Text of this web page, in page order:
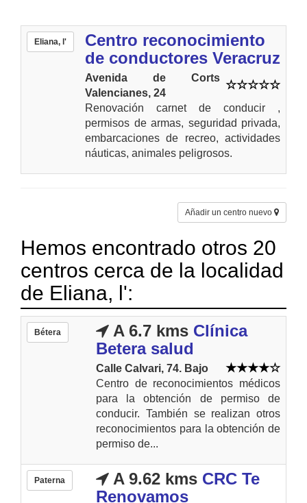
Eliana, l'
Centro reconocimiento
de conductores Veracruz
Avenida de Corts
Valencianes, 24
Renovación carnet de conducir ,
permisos de armas, seguridad privada,
embarcaciones de recreo, actividades
náuticas, animales peligrosos.
Añadir un centro nuevo
Hemos encontrado otros 20
centros cerca de la localidad
de Eliana, l':
Bétera A 6.7 kms Clínica
Betera salud
Calle Calvari, 74. Bajo
Centro de reconocimientos médicos
para la obtención de permiso de
conducir. También se realizan otros
reconocimientos para la obtención de
permiso de...
Paterna A 9.62 kms CRC Te
Renovamos